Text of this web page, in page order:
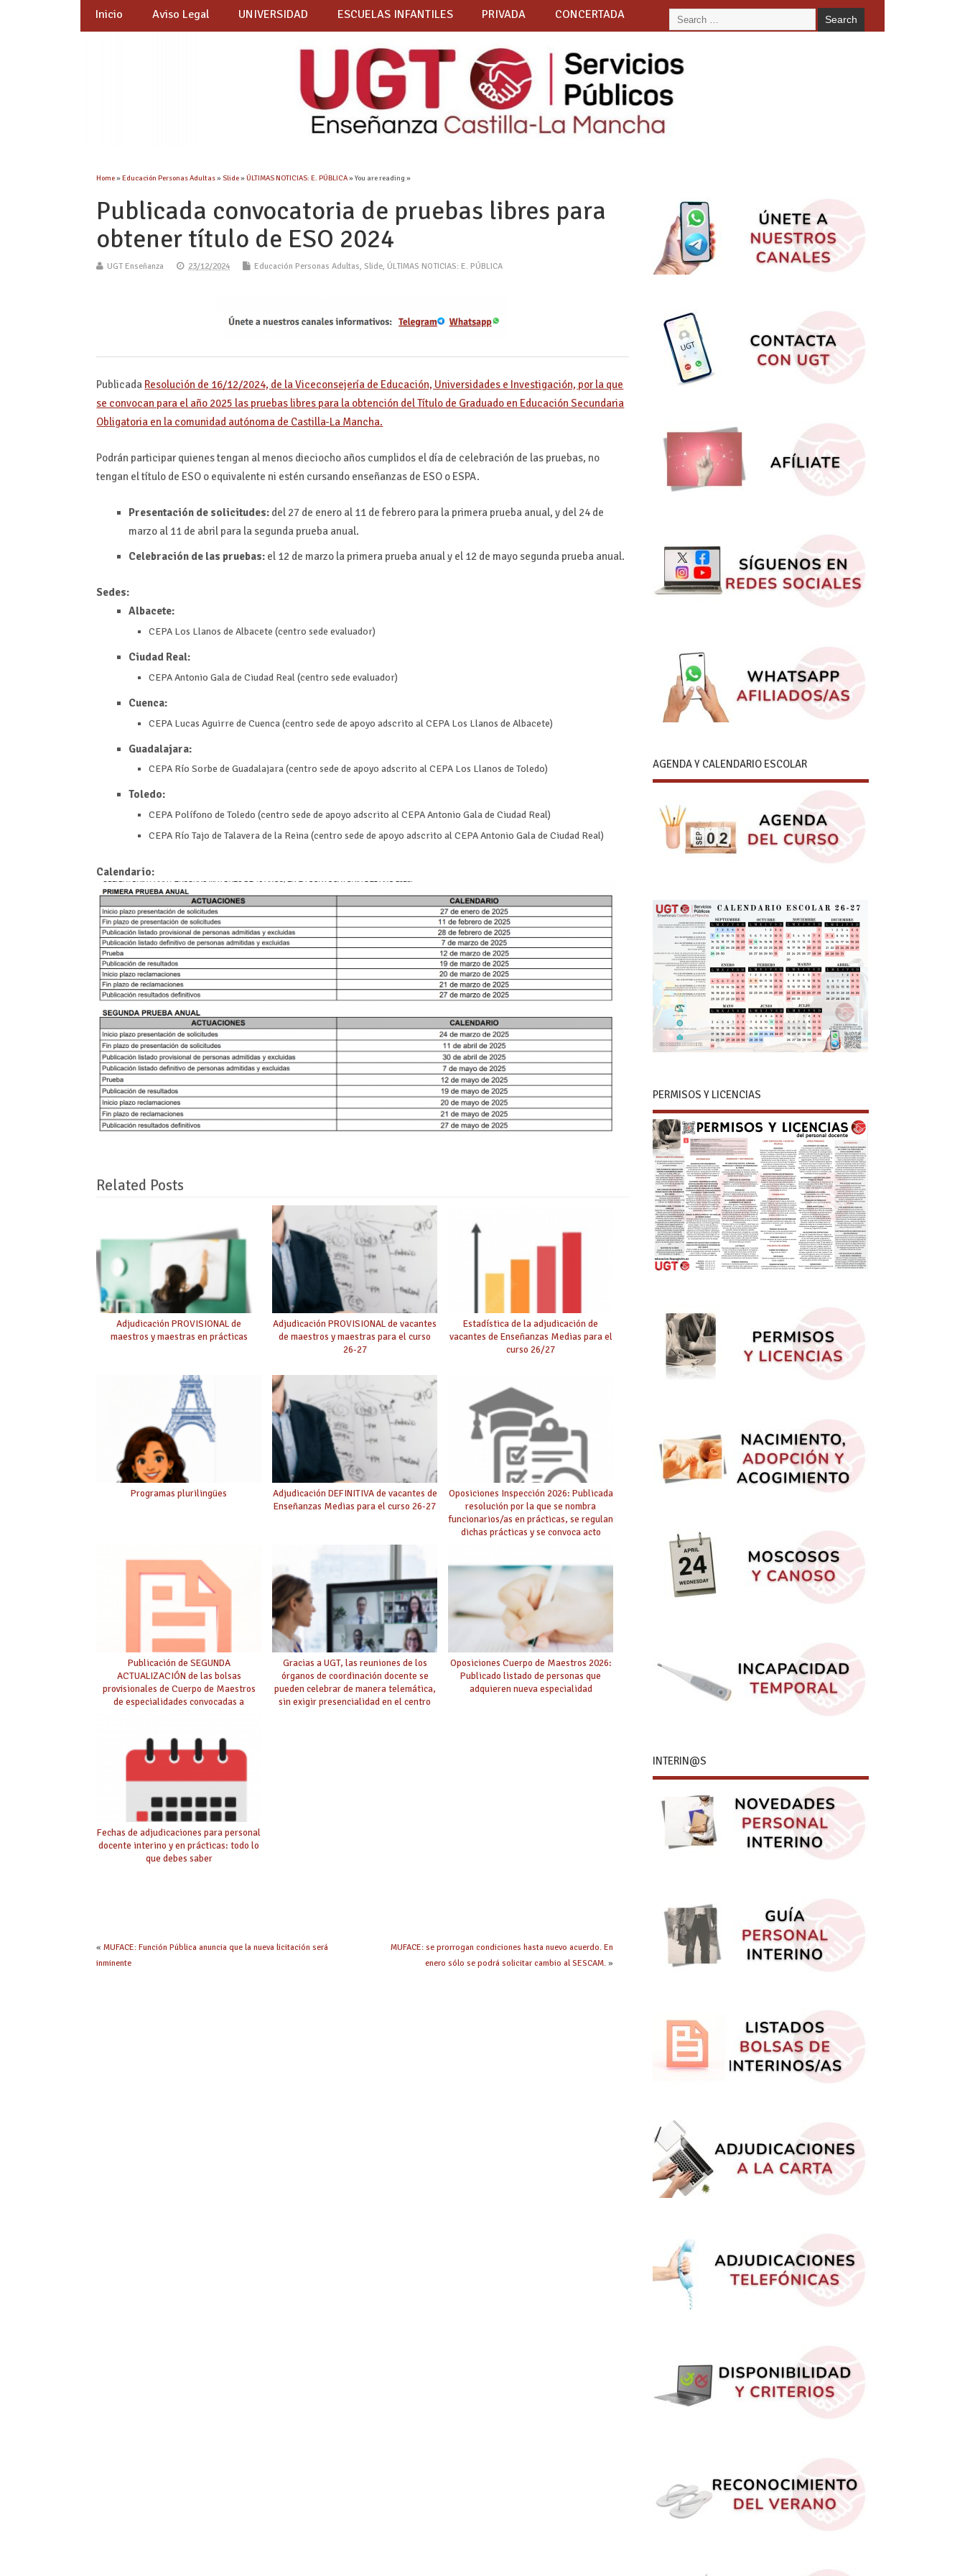
Inicio Aviso Legal UNIVERSIDAD ESCUELAS INFANTILES PRIVADA CONCERTADA
Home»Educación Personas Adultas»Slide»ÚLTIMAS NOTICIAS: E. PÚBLICA» You are reading »
Publicada convocatoria de pruebas libres para
obtener título de ESO 2024
UGT Enseñanza 23/12/2024 Educación Personas Adultas, Slide, ÚLTIMAS NOTICIAS: E. PÚBLICA
Publicada Resolución de 16/12/2024, de la Viceconsejería de Educación, Universidades e Investigación, por la que
se convocan para el año 2025 las pruebas libres para la obtención del Título de Graduado en Educación Secundaria
Obligatoria en la comunidad autónoma de Castilla-La Mancha.
Podrán participar quienes tengan al menos dieciocho años cumplidos el día de celebración de las pruebas, no
tengan el título de ESO o equivalente ni estén cursando enseñanzas de ESO o ESPA.
Presentación de solicitudes: del 27 de enero al 11 de febrero para la primera prueba anual, y del 24 de
marzo al 11 de abril para la segunda prueba anual.
Celebración de las pruebas: el 12 de marzo la primera prueba anual y el 12 de mayo segunda prueba anual.
Sedes:
Albacete:
CEPA Los Llanos de Albacete (centro sede evaluador)
Ciudad Real:
CEPA Antonio Gala de Ciudad Real (centro sede evaluador)
Cuenca:
CEPA Lucas Aguirre de Cuenca (centro sede de apoyo adscrito al CEPA Los Llanos de Albacete)
Guadalajara:
CEPA Río Sorbe de Guadalajara (centro sede de apoyo adscrito al CEPA Los Llanos de Toledo)
Toledo:
CEPA Polífono de Toledo (centro sede de apoyo adscrito al CEPA Antonio Gala de Ciudad Real)
CEPA Río Tajo de Talavera de la Reina (centro sede de apoyo adscrito al CEPA Antonio Gala de Ciudad Real)
Calendario:
Related Posts
Adjudicación PROVISIONAL de
maestros y maestras en prácticas
Adjudicación PROVISIONAL de vacantes
de maestros y maestras para el curso
26-27
Estadística de la adjudicación de
vacantes de Enseñanzas Medias para el
curso 26/27
Programas plurilingües
Adjudicación DEFINITIVA de vacantes de
Enseñanzas Medias para el curso 26-27
Oposiciones Inspección 2026: Publicada
resolución por la que se nombra
funcionarios/as en prácticas, se regulan
dichas prácticas y se convoca acto
Publicación de SEGUNDA
ACTUALIZACIÓN de las bolsas
provisionales de Cuerpo de Maestros
de especialidades convocadas a
Gracias a UGT, las reuniones de los
órganos de coordinación docente se
pueden celebrar de manera telemática,
sin exigir presencialidad en el centro
Oposiciones Cuerpo de Maestros 2026:
Publicado listado de personas que
adquieren nueva especialidad
Fechas de adjudicaciones para personal
docente interino y en prácticas: todo lo
que debes saber
«MUFACE: Función Pública anuncia que la nueva licitación será
inminente
MUFACE: se prorrogan condiciones hasta nuevo acuerdo. En
enero sólo se podrá solicitar cambio al SESCAM. »
AGENDA Y CALENDARIO ESCOLAR
PERMISOS Y LICENCIAS
INTERIN@S